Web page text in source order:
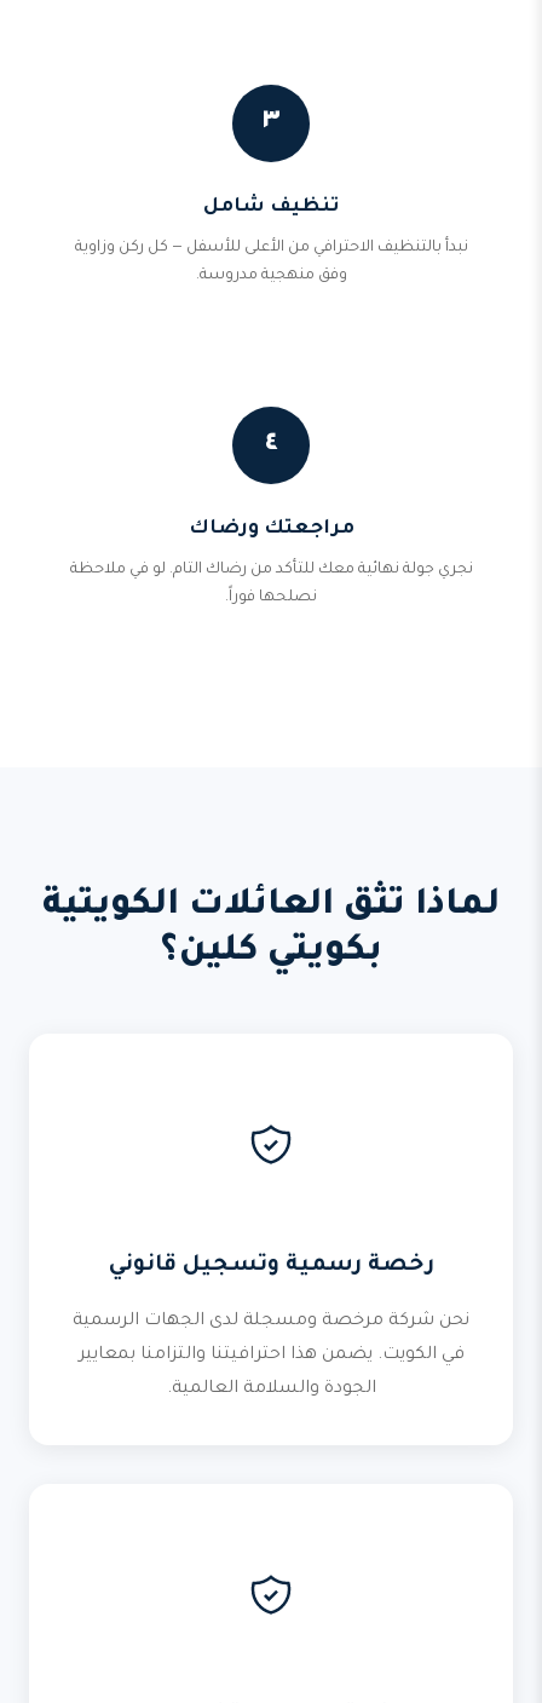
٣
تنظيف شامل
نبدأ بالتنظيف الاحترافي من الأعلى للأسفل — كل ركن وزاوية
وفق منهجية مدروسة.
٤
مراجعتك ورضاك
نجري جولة نهائية معك للتأكد من رضاك التام. لو في ملاحظة
نصلحها فوراً.
لماذا تثق العائلات الكويتية
بكويتي كلين؟
رخصة رسمية وتسجيل قانوني
نحن شركة مرخصة ومسجلة لدى الجهات الرسمية
في الكويت. يضمن هذا احترافيتنا والتزامنا بمعايير
الجودة والسلامة العالمية.